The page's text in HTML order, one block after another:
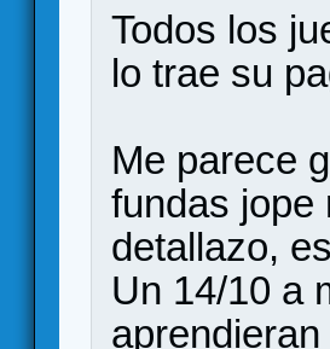
Todos los
lo trae su
Me parece
fundas jope
detallazo,
Un 14/10 a